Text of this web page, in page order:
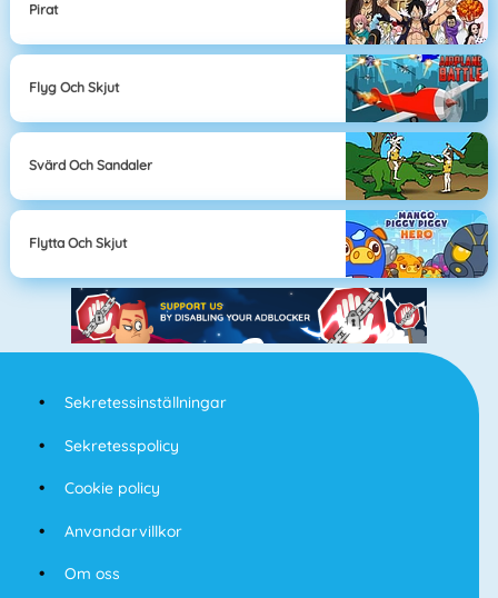
Pirat
Flyg Och Skjut
Svärd Och Sandaler
Flytta Och Skjut
Sekretessinställningar
Sekretesspolicy
Cookie policy
Anvandarvillkor
Om oss